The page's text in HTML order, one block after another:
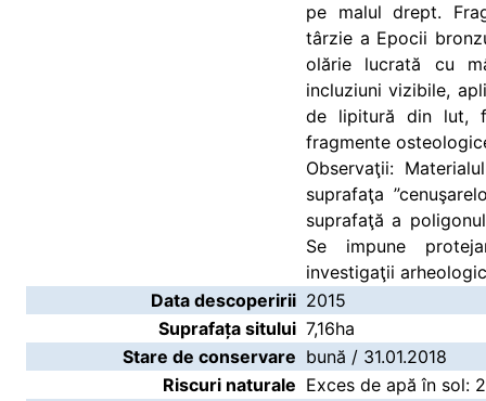
pe malul drept.
târzie a Epocii
olărie lucrată cu
incluziuni vizibile,
de lipitură din lut,
fragmente
Observaţii:
suprafaţa
suprafaţă a
Se impune
investigaţii
Data descoperirii 2015
Suprafața sitului 7,16ha
Stare de conservare bună / 31.01.2018
Riscuri naturale Exces de apă în sol: